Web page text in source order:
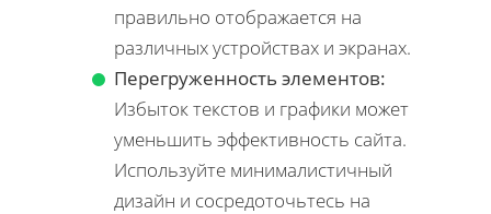
правильно отображается на
различных устройствах и экранах.
Перегруженность элементов:
Избыток текстов и графики может
уменьшить эффективность сайта.
Используйте минималистичный
дизайн и сосредоточьтесь на